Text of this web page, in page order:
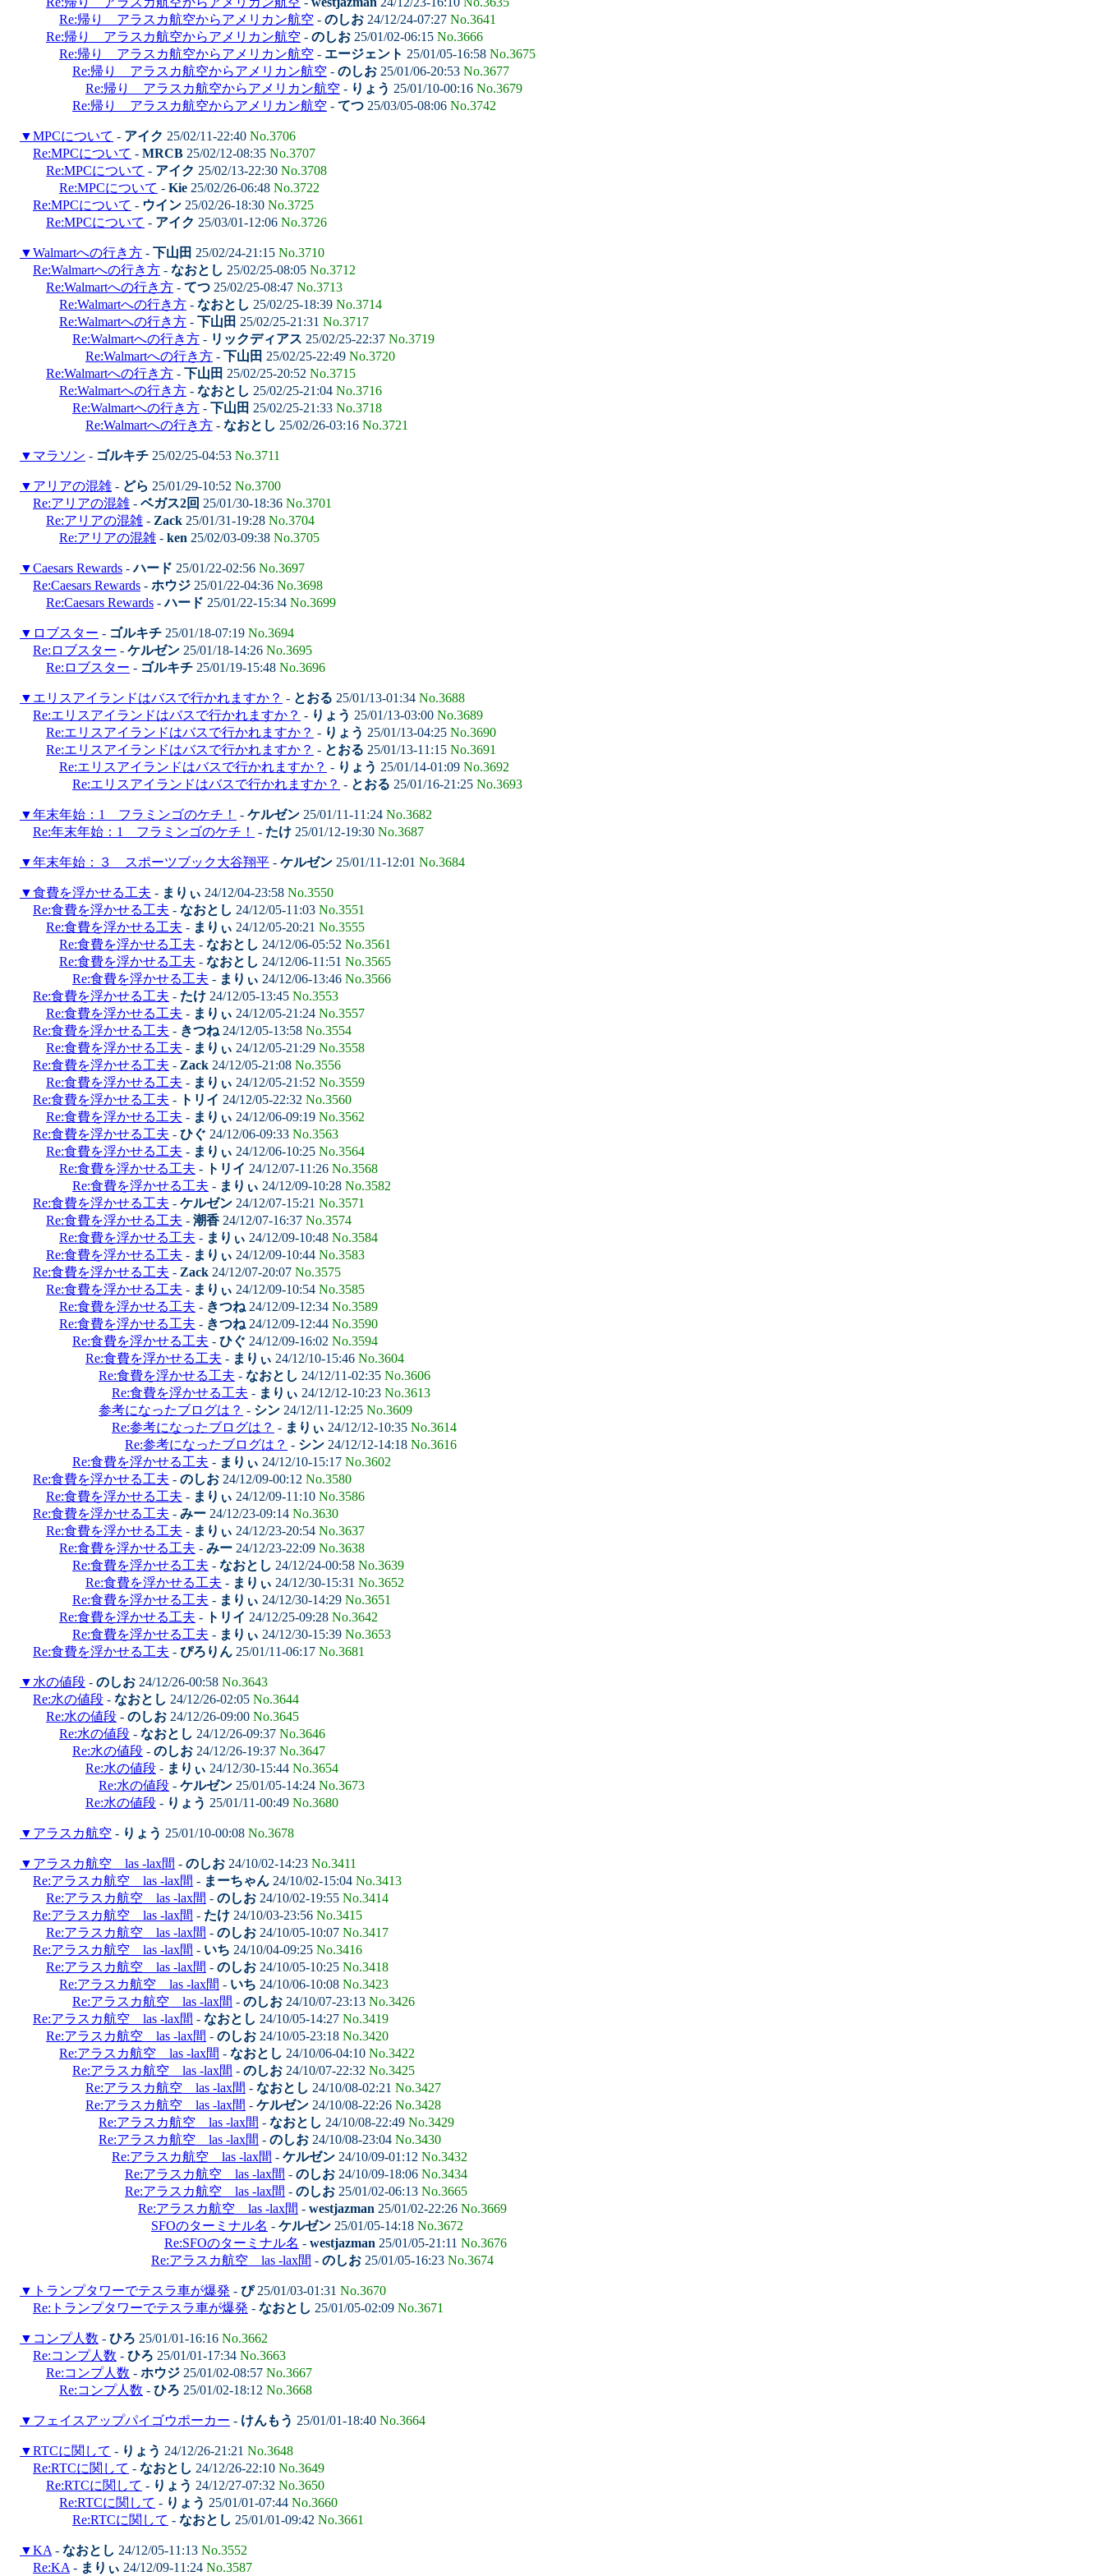
Re:帰り アラスカ航空からアメリカン航空 - のしお 24/12/24-07:27 No.3641
Re:帰り アラスカ航空からアメリカン航空 - のしお 25/01/02-06:15 No.3666
Re:帰り アラスカ航空からアメリカン航空 - エージェント 25/01/05-16:58 No.3675
Re:帰り アラスカ航空からアメリカン航空 - のしお 25/01/06-20:53 No.3677
Re:帰り アラスカ航空からアメリカン航空 - りょう 25/01/10-00:16 No.3679
Re:帰り アラスカ航空からアメリカン航空 - てつ 25/03/05-08:06 No.3742
▼MPCについて - アイク 25/02/11-22:40 No.3706
Re:MPCについて - MRCB 25/02/12-08:35 No.3707
Re:MPCについて - アイク 25/02/13-22:30 No.3708
Re:MPCについて - Kie 25/02/26-06:48 No.3722
Re:MPCについて - ウイン 25/02/26-18:30 No.3725
Re:MPCについて - アイク 25/03/01-12:06 No.3726
▼Walmartへの行き方 - 下山田 25/02/24-21:15 No.3710
Re:Walmartへの行き方 - なおとし 25/02/25-08:05 No.3712
Re:Walmartへの行き方 - てつ 25/02/25-08:47 No.3713
Re:Walmartへの行き方 - なおとし 25/02/25-18:39 No.3714
Re:Walmartへの行き方 - 下山田 25/02/25-21:31 No.3717
Re:Walmartへの行き方 - リックディアス 25/02/25-22:37 No.3719
Re:Walmartへの行き方 - 下山田 25/02/25-22:49 No.3720
Re:Walmartへの行き方 - 下山田 25/02/25-20:52 No.3715
Re:Walmartへの行き方 - なおとし 25/02/25-21:04 No.3716
Re:Walmartへの行き方 - 下山田 25/02/25-21:33 No.3718
Re:Walmartへの行き方 - なおとし 25/02/26-03:16 No.3721
▼ マラソン - ゴルキチ 25/02/25-04:53 No.3711
▼ アリアの混雑 - どら 25/01/29-10:52 No.3700
Re:アリアの混雑 - ベガス2回 25/01/30-18:36 No.3701
Re:アリアの混雑 - Zack 25/01/31-19:28 No.3704
Re:アリアの混雑 - ken 25/02/03-09:38 No.3705
▼Caesars Rewards -ハード 25/01/22-02:56 No.3697
Re:Caesars Rewards - ホウジ 25/01/22-04:36 No.3698
Re:Caesars Rewards -ハード 25/01/22-15:34 No.3699
▼ ロブスター - ゴルキチ 25/01/18-07:19 No.3694
Re:ロブスター - ケルゼン 25/01/18-14:26 No.3695
Re:ロブスター - ゴルキチ 25/01/19-15:48 No.3696
▼ エリスアイランドはバスで行かれますか？ - とおる 25/01/13-01:34 No.3688
Re:エリスアイランドはバスで行かれますか？ - りょう 25/01/13-03:00 No.3689
Re:エリスアイランドはバスで行かれますか？ - りょう 25/01/13-04:25 No.3690
Re:エリスアイランドはバスで行かれますか？ - とおる 25/01/13-11:15 No.3691
Re:エリスアイランドはバスで行かれますか？ - りょう 25/01/14-01:09 No.3692
Re:エリスアイランドはバスで行かれますか？ - とおる 25/01/16-21:25 No.3693
▼年末年始：1 フラミンゴのケチ！ - ケルゼン 25/01/11-11:24 No.3682
Re:年末年始：1 フラミンゴのケチ！
- たけ 25/01/12-19:30 No.3687
▼年末年始：３ スポーツブック大谷翔平 - ケルゼン 25/01/11-12:01 No.3684
▼食費を浮かせる工夫 - まりぃ 24/12/04-23:58 No.3550
Re:食費を浮かせる工夫 - なおとし 24/12/05-11:03 No.3551
Re:食費を浮かせる工夫 - まりぃ 24/12/05-20:21 No.3555
Re:食費を浮かせる工夫 - なおとし 24/12/06-05:52 No.3561
Re:食費を浮かせる工夫 - なおとし 24/12/06-11:51 No.3565
Re:食費を浮かせる工夫 - まりぃ 24/12/06-13:46 No.3566
Re:食費を浮かせる工夫 - たけ 24/12/05-13:45 No.3553
Re:食費を浮かせる工夫 - まりぃ 24/12/05-21:24 No.3557
Re:食費を浮かせる工夫 - きつね 24/12/05-13:58 No.3554
Re:食費を浮かせる工夫 - まりぃ 24/12/05-21:29 No.3558
Re:食費を浮かせる工夫 - Zack 24/12/05-21:08 No.3556
Re:食費を浮かせる工夫 - まりぃ 24/12/05-21:52 No.3559
Re:食費を浮かせる工夫 - トリイ 24/12/05-22:32 No.3560
Re:食費を浮かせる工夫 - まりぃ 24/12/06-09:19 No.3562
Re:食費を浮かせる工夫 - ひぐ 24/12/06-09:33 No.3563
Re:食費を浮かせる工夫 - まりぃ 24/12/06-10:25 No.3564
Re:食費を浮かせる工夫 - トリイ 24/12/07-11:26 No.3568
Re:食費を浮かせる工夫 - まりぃ 24/12/09-10:28 No.3582
Re:食費を浮かせる工夫 - ケルゼン 24/12/07-15:21 No.3571
Re:食費を浮かせる工夫 - 潮香 24/12/07-16:37 No.3574
Re:食費を浮かせる工夫 - まりぃ 24/12/09-10:48 No.3584
Re:食費を浮かせる工夫 - まりぃ 24/12/09-10:44 No.3583
Re:食費を浮かせる工夫 - Zack 24/12/07-20:07 No.3575
Re:食費を浮かせる工夫 - まりぃ 24/12/09-10:54 No.3585
Re:食費を浮かせる工夫 - きつね 24/12/09-12:34 No.3589
Re:食費を浮かせる工夫 - きつね 24/12/09-12:44 No.3590
Re:食費を浮かせる工夫 - ひぐ 24/12/09-16:02 No.3594
Re:食費を浮かせる工夫 - まりぃ 24/12/10-15:46 No.3604
Re:食費を浮かせる工夫 - なおとし 24/12/11-02:35 No.3606
Re:食費を浮かせる工夫 - まりぃ 24/12/12-10:23 No.3613
参考になったブログは？ - シン 24/12/11-12:25 No.3609
Re:参考になったブログは？ - まりぃ 24/12/12-10:35 No.3614
Re:参考になったブログは？ - シン 24/12/12-14:18 No.3616
Re:食費を浮かせる工夫 - まりぃ 24/12/10-15:17 No.3602
Re:食費を浮かせる工夫 - のしお 24/12/09-00:12 No.3580
Re:食費を浮かせる工夫 - まりぃ 24/12/09-11:10 No.3586
Re:食費を浮かせる工夫 - みー 24/12/23-09:14 No.3630
Re:食費を浮かせる工夫 - まりぃ 24/12/23-20:54 No.3637
Re:食費を浮かせる工夫 - みー 24/12/23-22:09 No.3638
Re:食費を浮かせる工夫 - なおとし 24/12/24-00:58 No.3639
Re:食費を浮かせる工夫 - まりぃ 24/12/30-15:31 No.3652
Re:食費を浮かせる工夫 - まりぃ 24/12/30-14:29 No.3651
Re:食費を浮かせる工夫 - トリイ 24/12/25-09:28 No.3642
Re:食費を浮かせる工夫 - まりぃ 24/12/30-15:39 No.3653
Re:食費を浮かせる工夫 - ぴろりん 25/01/11-06:17 No.3681
▼ 水の値段 - のしお 24/12/26-00:58 No.3643
Re:水の値段 - なおとし 24/12/26-02:05 No.3644
Re:水の値段 - のしお 24/12/26-09:00 No.3645
Re:水の値段 - なおとし 24/12/26-09:37 No.3646
Re:水の値段 - のしお 24/12/26-19:37 No.3647
Re:水の値段 - まりぃ 24/12/30-15:44 No.3654
Re:水の値段 - ケルゼン 25/01/05-14:24 No.3673
Re:水の値段 - りょう 25/01/11-00:49 No.3680
▼ アラスカ航空 - りょう 25/01/10-00:08 No.3678
▼ アラスカ航空 las -lax間 - のしお 24/10/02-14:23 No.3411
Re:アラスカ航空 las -lax間 - まーちゃん 24/10/02-15:04 No.3413
Re:アラスカ航空 las -lax間 - のしお 24/10/02-19:55 No.3414
Re:アラスカ航空 las -lax間 - たけ 24/10/03-23:56 No.3415
Re:アラスカ航空 las -lax間 - のしお 24/10/05-10:07 No.3417
Re:アラスカ航空 las -lax間 - いち 24/10/04-09:25 No.3416
Re:アラスカ航空 las -lax間 - のしお 24/10/05-10:25 No.3418
Re:アラスカ航空 las -lax間 - いち 24/10/06-10:08 No.3423
Re:アラスカ航空 las -lax間 - のしお 24/10/07-23:13 No.3426
Re:アラスカ航空 las -lax間 - なおとし 24/10/05-14:27 No.3419
Re:アラスカ航空 las -lax間 - のしお 24/10/05-23:18 No.3420
Re:アラスカ航空 las -lax間 - なおとし 24/10/06-04:10 No.3422
Re:アラスカ航空 las -lax間 - のしお 24/10/07-22:32 No.3425
Re:アラスカ航空 las -lax間 - なおとし 24/10/08-02:21 No.3427
Re:アラスカ航空 las -lax間 - ケルゼン 24/10/08-22:26 No.3428
Re:アラスカ航空 las -lax間 - なおとし 24/10/08-22:49 No.3429
Re:アラスカ航空 las -lax間 - のしお 24/10/08-23:04 No.3430
Re:アラスカ航空 las -lax間 - ケルゼン 24/10/09-01:12 No.3432
Re:アラスカ航空 las -lax間 - のしお 24/10/09-18:06 No.3434
Re:アラスカ航空 las -lax間 - のしお 25/01/02-06:13 No.3665
Re:アラスカ航空 las -lax間 - westjazman 25/01/02-22:26 No.3669
SFOのターミナル名 - ケルゼン 25/01/05-14:18 No.3672
Re:SFOのターミナル名 - westjazman 25/01/05-21:11 No.3676
Re:アラスカ航空 las -lax間 - のしお 25/01/05-16:23 No.3674
▼ トランプタワーでテスラ車が爆発 - ぴ25/01/03-01:31 No.3670
Re:トランプタワーでテスラ車が爆発 - なおとし 25/01/05-02:09 No.3671
▼ コンプ人数 - ひろ 25/01/01-16:16 No.3662
Re:コンプ人数 - ひろ 25/01/01-17:34 No.3663
Re:コンプ人数 - ホウジ 25/01/02-08:57 No.3667
Re:コンプ人数 - ひろ 25/01/02-18:12 No.3668
▼ フェイスアップパイゴウポーカー - けんもう 25/01/01-18:40 No.3664
▼RTCに関して - りょう 24/12/26-21:21 No.3648
Re:RTCに関して - なおとし 24/12/26-22:10 No.3649
Re:RTCに関して - りょう 24/12/27-07:32 No.3650
Re:RTCに関して - りょう 25/01/01-07:44 No.3660
Re:RTCに関して - なおとし 25/01/01-09:42 No.3661
▼KA - なおとし 24/12/05-11:13 No.3552
Re:KA - まりぃ 24/12/09-11:24 No.3587